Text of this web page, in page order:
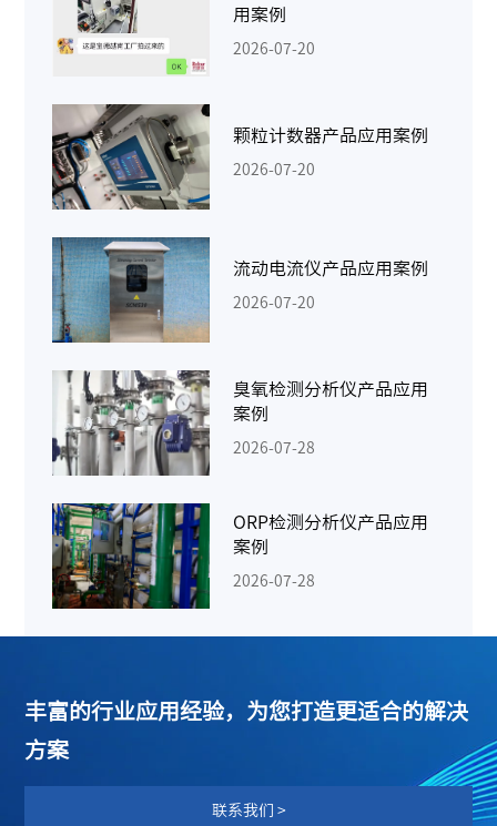
用案例
2026-07-20
颗粒计数器产品应用案例
2026-07-20
流动电流仪产品应用案例
2026-07-20
臭氧检测分析仪产品应用
案例
2026-07-28
ORP检测分析仪产品应用
案例
2026-07-28
丰富的行业应用经验，为您打造更适合的解决
方案
联系我们 >